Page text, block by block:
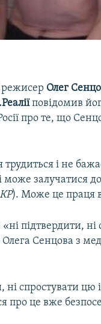
режисер Олег
повідомив
про те, що
трудиться і не
залучатися
КР). Може це праця в
підтвердити, ні
Сенцова з
ні спростувати цю
про це вже